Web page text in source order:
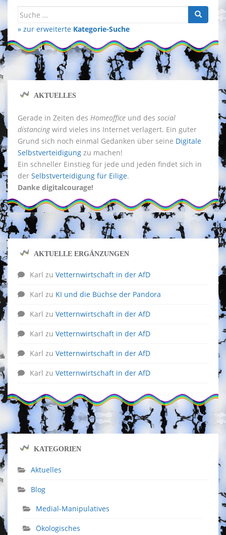
Suche
» zur erweiterte Kategorie-Suche
AKTUELLES
Gerade in Zeiten des Homeoffice und des social
distancingwird vieles ins Internet verlagert. Ein guter
Grund sich noch einmal Gedanken über seine Digitale
Selbstverteidigung zu machen!
Ein schneller Einstieg für jede und jeden findet sich in
der Selbstverteidigung für Eilige.
Danke digitalcourage!
AKTUELLE ERGÄNZUNGEN
Karl zu Vetternwirtschaft in der AfD
Karl zu KI und die Büchse der Pandora
Karl zu Vetternwirtschaft in der AfD
Karl zu Vetternwirtschaft in der AfD
Karl zu Vetternwirtschaft in der AfD
Karl zu Vetternwirtschaft in der AfD
KATEGORIEN
Aktuelles
Blog
Medial-Manipulatives
Ökologisches